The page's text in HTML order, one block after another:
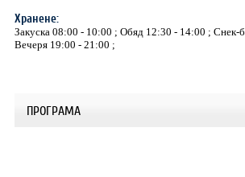
Хранене:
Закуска 08:00 - 10:00 ; Обяд 12:30 - 14:00 ; Снек-
Вечеря 19:00 - 21:00 ;
ПРОГРАМА